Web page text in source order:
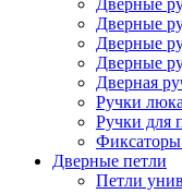
Дверные
Дверные
Дверные
Дверная
Ручки
Ручки для
Дверные петли
Петли